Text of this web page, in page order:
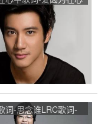
词-王力宏
词-思念谁LRC歌词-